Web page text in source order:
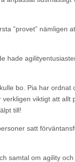
”provet” nämligen
hade
bo. Pia har ordnat
viktigt att allt
till!
satt
samtal om agility och